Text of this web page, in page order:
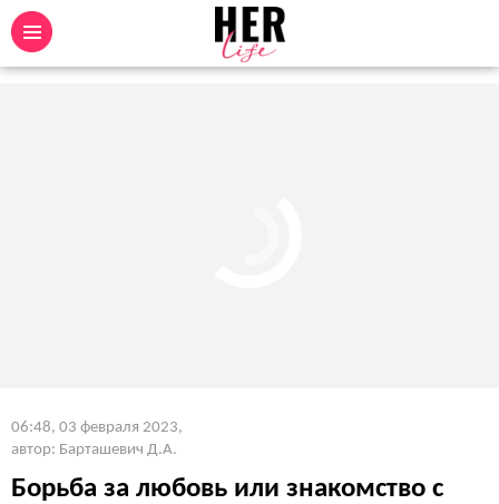
06:48, 03 февраля 2023,
автор: Барташевич Д.А.
Борьба за любовь или знакомство с